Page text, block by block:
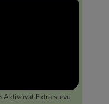
Aktivovat Extra slevu